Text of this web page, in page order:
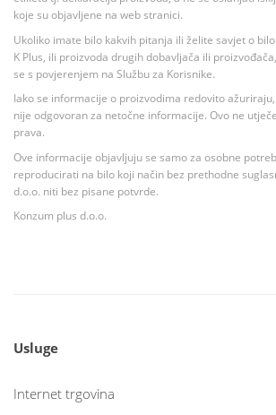
koje su objavljene na web stranici.
Ukoliko imate bilo kakvih pitanja ili želite savjet o
K Plus, ili proizvoda drugih dobavljača ili
se s povjerenjem na Službu za Korisnike.
Iako se informacije o proizvodima redovito
nije odgovoran za netočne informacije. Ovo ne
prava.
Ove informacije objavljuju se samo za osobne
reproducirati na bilo koji način bez prethodne
d.o.o. niti bez pisane potvrde.
Konzum plus d.o.o.
Usluge
Internet trgovina